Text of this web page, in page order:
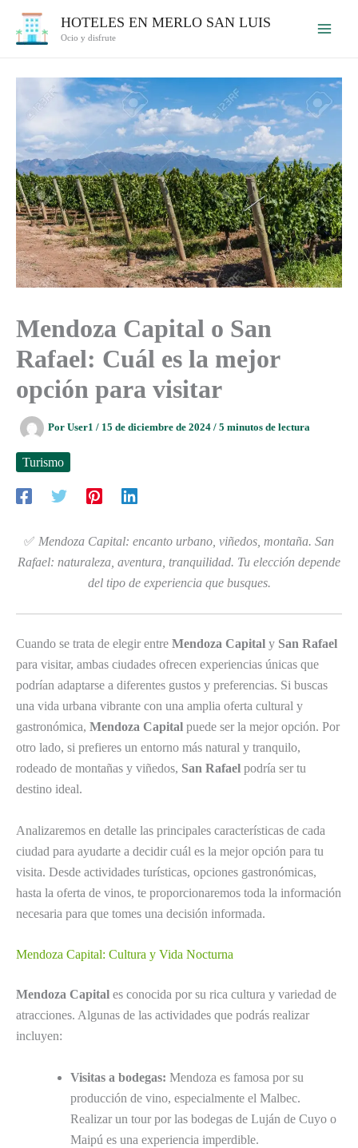
HOTELES EN MERLO SAN LUIS
Ocio y disfrute
Mendoza Capital o San
Rafael: Cuál es la mejor
opción para visitar
Por User1 / 15 de diciembre de 2024 / 5 minutos de lectura
Turismo
✅ Mendoza Capital: encanto urbano, viñedos, montaña. San
Rafael: naturaleza, aventura, tranquilidad. Tu elección depende
del tipo de experiencia que busques.
Cuando se trata de elegir entre Mendoza Capital y San Rafael
para visitar, ambas ciudades ofrecen experiencias únicas que
podrían adaptarse a diferentes gustos y preferencias. Si buscas
una vida urbana vibrante con una amplia oferta cultural y
gastronómica, Mendoza Capital puede ser la mejor opción. Por
otro lado, si prefieres un entorno más natural y tranquilo,
rodeado de montañas y viñedos, San Rafael podría ser tu
destino ideal.
Analizaremos en detalle las principales características de cada
ciudad para ayudarte a decidir cuál es la mejor opción para tu
visita. Desde actividades turísticas, opciones gastronómicas,
hasta la oferta de vinos, te proporcionaremos toda la información
necesaria para que tomes una decisión informada.
Mendoza Capital: Cultura y Vida Nocturna
Mendoza Capital es conocida por su rica cultura y variedad de
atracciones. Algunas de las actividades que podrás realizar
incluyen:
Visitas a bodegas: Mendoza es famosa por su
producción de vino, especialmente el Malbec.
Realizar un tour por las bodegas de Luján de Cuyo o
Maipú es una experiencia imperdible.